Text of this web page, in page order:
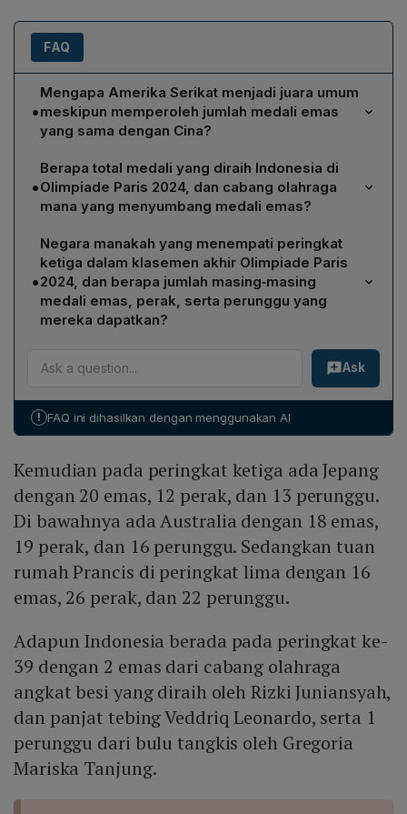
FAQ
•
Mengapa Amerika Serikat menjadi juara umum
meskipun memperoleh jumlah medali emas
yang sama dengan Cina?
Amerika Serikat tetap menjadi juara umum karena selain
emas yang sama-sama berjumlah 40, mereka
mengungguli Cina dalam perolehan medali perak (44
versus 27) dan perak perunggu (42 versus 24). Kriteria
utama penentuan juara umum adalah total medali
dengan prioritas emas, kemudian perak, dan terakhir
perunggu.
•
Berapa total medali yang diraih Indonesia di
Olimpiade Paris 2024, dan cabang olahraga
mana yang menyumbang medali emas?
Indonesia memperoleh total tiga medali: dua medali
emas dan satu medali perunggu. Medali emas diraih di
cabang angkat besi oleh Rizki Juniansyah dan di
cabang panjat tebing oleh Veddriq Leonardo. Medali
perunggu didapatkan dari cabang bulu tangkis yang
•
Negara manakah yang menempati peringkat
ketiga dalam klasemen akhir Olimpiade Paris
2024, dan berapa jumlah masing‑masing
medali emas, perak, serta perunggu yang
mereka dapatkan?
Negara yang menempati peringkat ketiga adalah
Jepang. Jepang berhasil meraih 20 medali emas, 12
medali perak, dan 13 medali perunggu dalam kompetisi
Ask
! FAQ ini dihasilkan dengan menggunakan AI
Kemudian pada peringkat ketiga ada Jepang
dengan 20 emas, 12 perak, dan 13 perunggu.
Di bawahnya ada Australia dengan 18 emas,
19 perak, dan 16 perunggu. Sedangkan tuan
rumah Prancis di peringkat lima dengan 16
emas, 26 perak, dan 22 perunggu.
Adapun Indonesia berada pada peringkat ke-
39 dengan 2 emas dari cabang olahraga
angkat besi yang diraih oleh Rizki Juniansyah,
dan panjat tebing Veddriq Leonardo, serta 1
perunggu dari bulu tangkis oleh Gregoria
Mariska Tanjung.